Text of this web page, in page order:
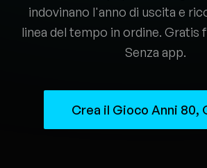
indovinano l'anno di uscita e
linea del tempo in ordine. Gratis
Senza app.
Crea il Gioco Anni 80,